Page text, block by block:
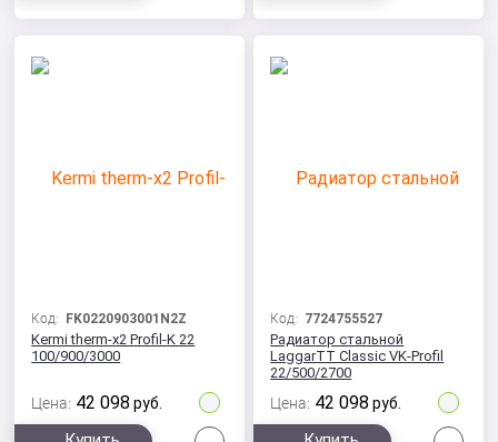
Код: FK0220903001N2Z
Kermi therm-x2 Profil-K 22
100/900/3000
Цена: 42 098 руб.
Код: 7724755527
Радиатор стальной
LaggarTT Classic VK-Profil
22/500/2700
Цена: 42 098 руб.